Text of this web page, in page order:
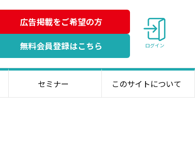
広告掲載をご希望の方
無料会員登録はこちら
ログイン
セミナー このサイトについて